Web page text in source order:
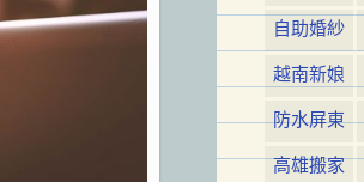
自助婚紗
越南新娘
防水屏東
高雄搬家